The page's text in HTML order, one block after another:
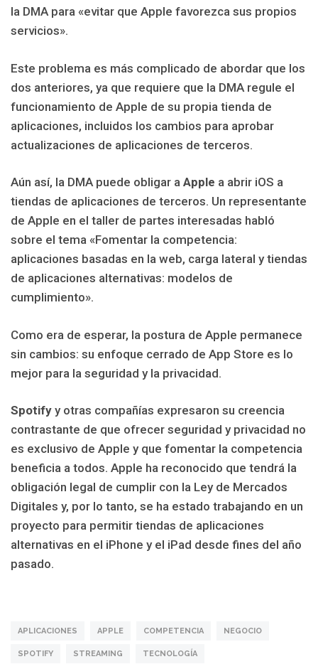
la DMA para «evitar que Apple favorezca sus propios
servicios».
Este problema es más complicado de abordar que los
dos anteriores, ya que requiere que la DMA regule el
funcionamiento de Apple de su propia tienda de
aplicaciones, incluidos los cambios para aprobar
actualizaciones de aplicaciones de terceros.
Aún así, la DMA puede obligar a Apple a abrir iOS a
tiendas de aplicaciones de terceros. Un representante
de Apple en el taller de partes interesadas habló
sobre el tema «Fomentar la competencia:
aplicaciones basadas en la web, carga lateral y tiendas
de aplicaciones alternativas: modelos de
cumplimiento».
Como era de esperar, la postura de Apple permanece
sin cambios: su enfoque cerrado de App Store es lo
mejor para la seguridad y la privacidad.
Spotify y otras compañías expresaron su creencia
contrastante de que ofrecer seguridad y privacidad no
es exclusivo de Apple y que fomentar la competencia
beneficia a todos. Apple ha reconocido que tendrá la
obligación legal de cumplir con la Ley de Mercados
Digitales y, por lo tanto, se ha estado trabajando en un
proyecto para permitir tiendas de aplicaciones
alternativas en el iPhone y el iPad desde fines del año
pasado.
APLICACIONES APPLE COMPETENCIA NEGOCIO
SPOTIFY STREAMING TECNOLOGÍA